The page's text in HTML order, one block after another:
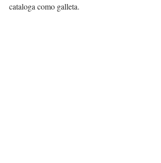
cataloga como galleta.